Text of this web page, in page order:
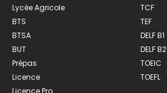
Lycée Agricole
BTS
BTSA
BUT
Prépas
Licence
TCF
TEF
DELF B1
DELF B2
TOEIC
TOEFL